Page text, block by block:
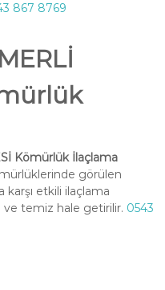
867 8769
Kömürlük İlaçlama
görülen
karşı etkili ilaçlama
ve temiz hale getirilir. 0543